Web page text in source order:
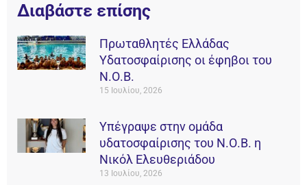
Διαβάστε επίσης
Πρωταθλητές Ελλάδας
Υδατοσφαίρισης οι έφηβοι του
Ν.Ο.Β.
15 Ιουλίου, 2026
Υπέγραψε στην ομάδα
υδατοσφαίρισης του Ν.Ο.Β. η
Νικόλ Ελευθεριάδου
13 Ιουλίου, 2026